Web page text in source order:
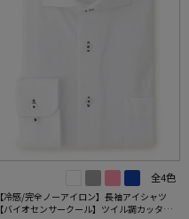
全4色
【冷感/完全ノーアイロン】長袖アイシャツ
【バイオセンサークール】ツイル調カッタウ